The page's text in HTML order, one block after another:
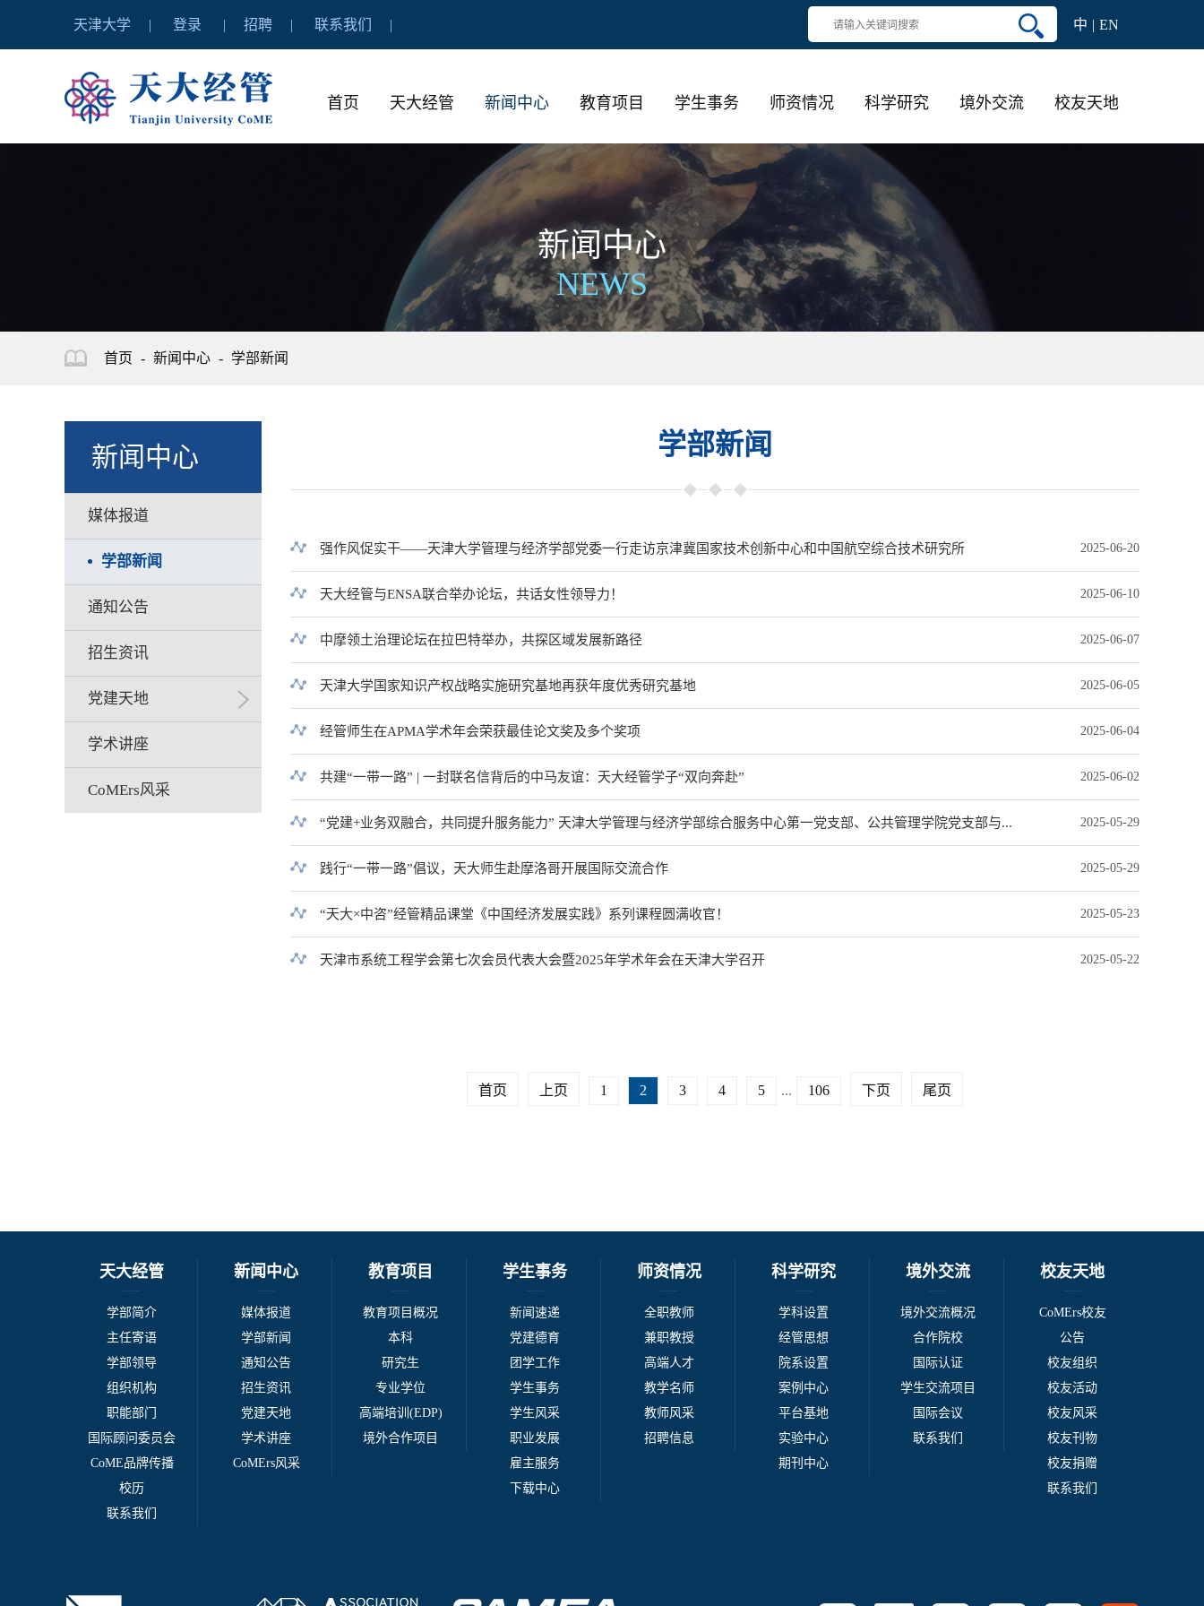
天津大学 登录 招聘 联系我们 中 EN
首页 天大经管 新闻中心 教育项目 学生事务 师资情况 科学研究 境外交流 校友天地
新闻中心
NEWS
首页 - 新闻中心 - 学部新闻
学部新闻
强作风促实干——天津大学管理与经济学部党委一行走访京津冀国家技术创新中心和中国航空综合技术研究所 2025-06-20
天大经管与ENSA联合举办论坛，共话女性领导力！ 2025-06-10
中摩领土治理论坛在拉巴特举办，共探区域发展新路径 2025-06-07
天津大学国家知识产权战略实施研究基地再获年度优秀研究基地 2025-06-05
经管师生在APMA学术年会荣获最佳论文奖及多个奖项 2025-06-04
共建“一带一路” | 一封联名信背后的中马友谊：天大经管学子“双向奔赴” 2025-06-02
“党建+业务双融合，共同提升服务能力” 天津大学管理与经济学部综合服务中心第一党支部、公共管理学院党支部与... 2025-05-29
践行“一带一路”倡议，天大师生赴摩洛哥开展国际交流合作 2025-05-29
“天大×中咨”经管精品课堂《中国经济发展实践》系列课程圆满收官！ 2025-05-23
天津市系统工程学会第七次会员代表大会暨2025年学术年会在天津大学召开 2025-05-22
首页 上页 1 2 3 4 5 ... 106 下页 尾页
新闻中心
媒体报道
学部新闻
通知公告
招生资讯
党建天地
学术讲座
CoMErs风采
天大经管
学部简介
主任寄语
学部领导
组织机构
职能部门
国际顾问委员会
CoME品牌传播
校历
联系我们
新闻中心
媒体报道
学部新闻
通知公告
招生资讯
党建天地
学术讲座
CoMErs风采
教育项目
教育项目概况
本科
研究生
专业学位
高端培训(EDP)
境外合作项目
学生事务
新闻速递
党建德育
团学工作
学生事务
学生风采
职业发展
雇主服务
下载中心
师资情况
全职教师
兼职教授
高端人才
教学名师
教师风采
招聘信息
科学研究
学科设置
经管思想
院系设置
案例中心
平台基地
实验中心
期刊中心
境外交流
境外交流概况
合作院校
国际认证
学生交流项目
国际会议
联系我们
校友天地
CoMErs校友
公告
校友组织
校友活动
校友风采
校友刊物
校友捐赠
联系我们